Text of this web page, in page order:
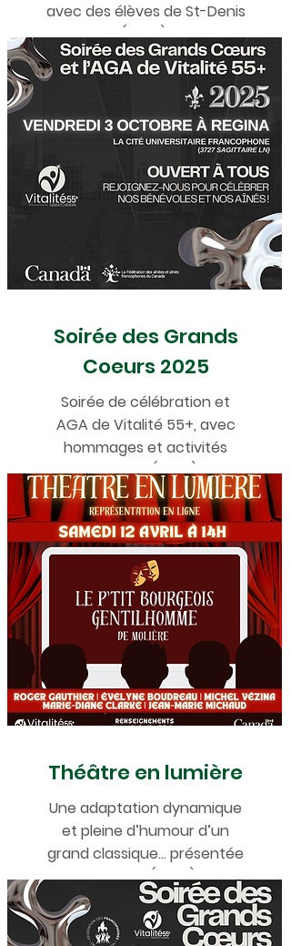
avec des élèves de St-Denis
(2025)!
Soirée des Grands
Coeurs 2025
Soirée de célébration et
AGA de Vitalité 55+, avec
hommages et activités
festives (2025).
Théâtre en lumière
Une adaptation dynamique
et pleine d’humour d’un
grand classique... présentée
en ligne (2025)!